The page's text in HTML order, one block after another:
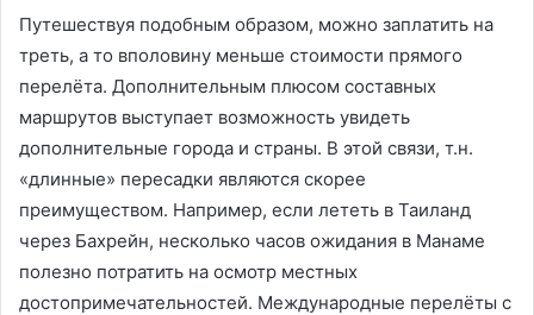
Путешествуя подобным образом, можно заплатить на
треть, а то вполовину меньше стоимости прямого
перелёта. Дополнительным плюсом составных
маршрутов выступает возможность увидеть
дополнительные города и страны. В этой связи, т.н.
«длинные» пересадки являются скорее
преимуществом. Например, если лететь в Таиланд
через Бахрейн, несколько часов ожидания в Манаме
полезно потратить на осмотр местных
достопримечательностей. Международные перелёты с